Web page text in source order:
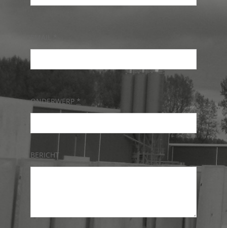
ONDERWERP *
BERICHT